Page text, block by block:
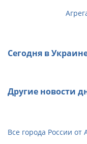
Сегодня в
Другие новости
Все города России от